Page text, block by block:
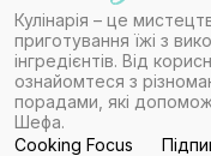
Кулінарія – це
приготування їжі з
інгредієнтів. Від
ознайомтеся з
порадами, які
Шефа.
Cooking Focus